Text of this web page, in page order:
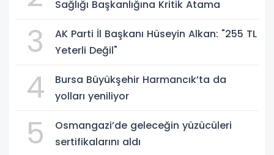
Sağlığı Başkanlığına Kritik Atama
3
AK Parti İl Başkanı Hüseyin Alkan: "255 TL
Yeterli Değil"
4
Bursa Büyükşehir Harmancık’ta da
yolları yeniliyor
5
Osmangazi’de geleceğin yüzücüleri
sertifikalarını aldı